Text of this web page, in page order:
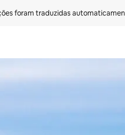
foram traduzidas